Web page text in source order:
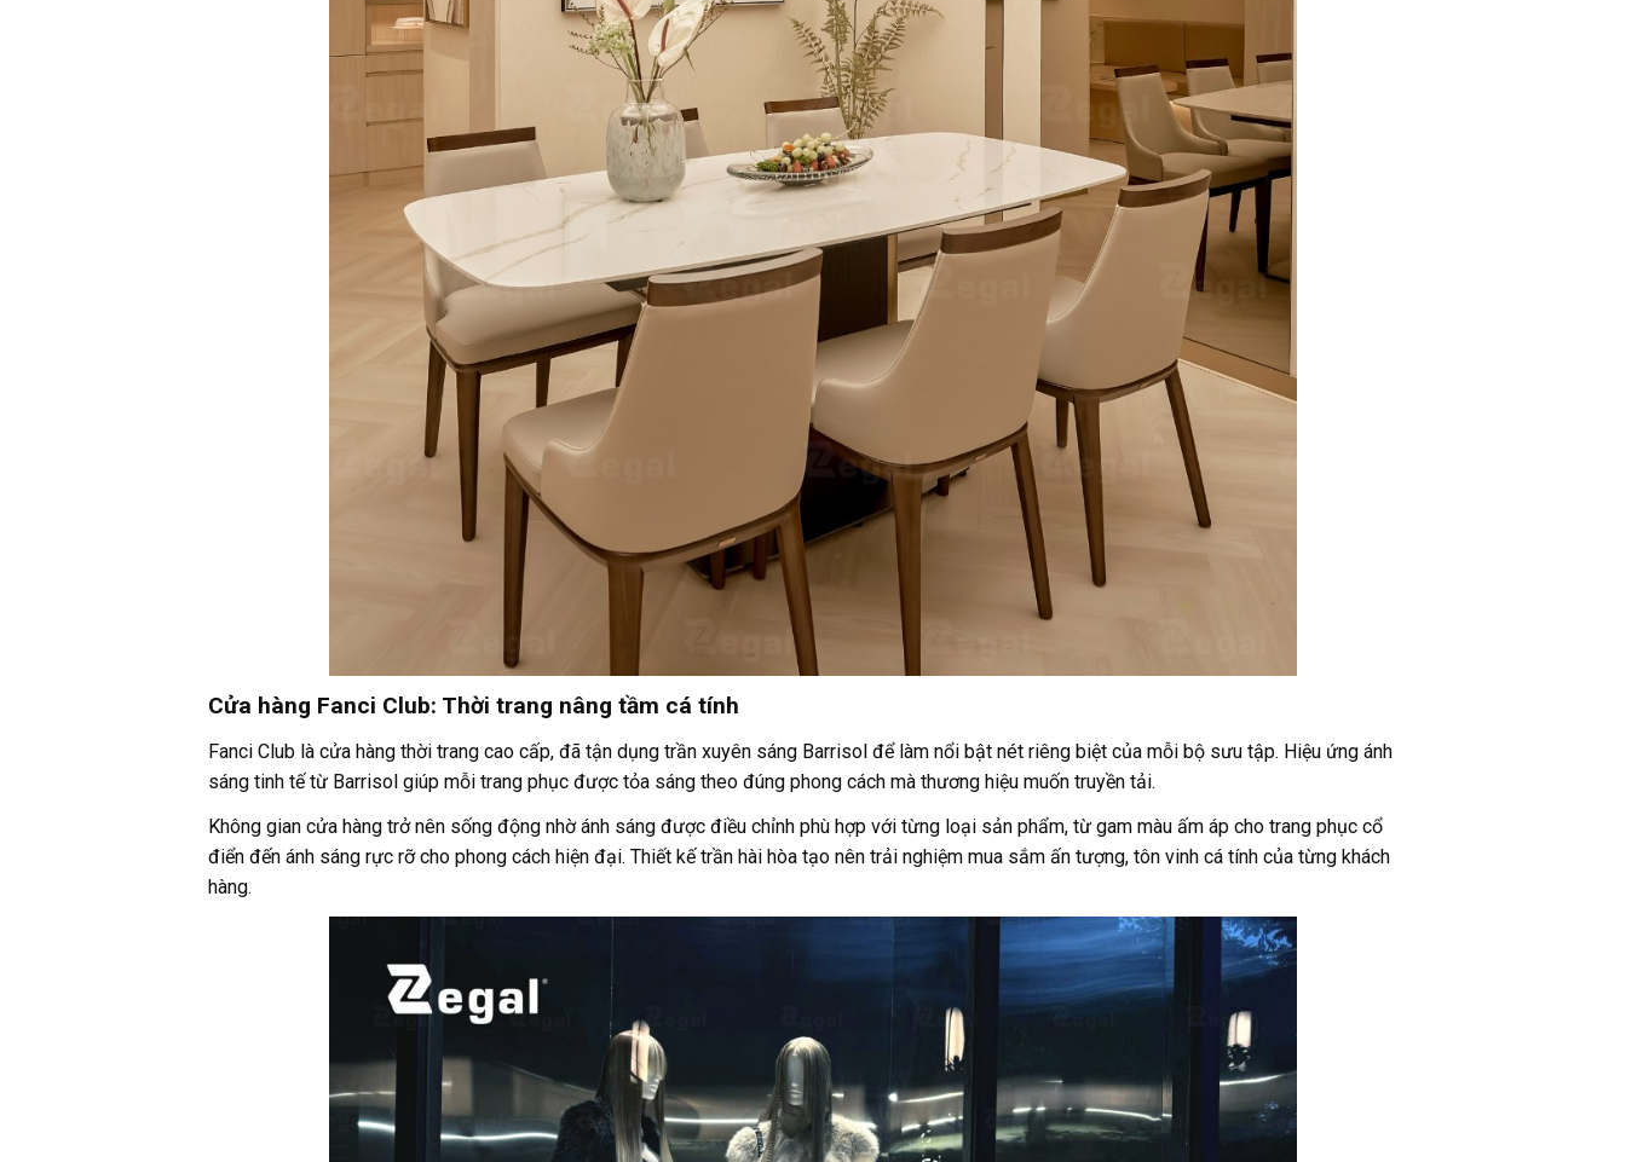
Cửa hàng Fanci Club: Thời trang nâng tầm cá tính
Fanci Club là cửa hàng thời trang cao cấp, đã tận dụng trần xuyên sáng Barrisol để làm nổi bật nét riêng biệt của mỗi bộ sưu tập. Hiệu ứng ánh
sáng tinh tế từ Barrisol giúp mỗi trang phục được tỏa sáng theo đúng phong cách mà thương hiệu muốn truyền tải.
Không gian cửa hàng trở nên sống động nhờ ánh sáng được điều chỉnh phù hợp với từng loại sản phẩm, từ gam màu ấm áp cho trang phục cổ
điển đến ánh sáng rực rỡ cho phong cách hiện đại. Thiết kế trần hài hòa tạo nên trải nghiệm mua sắm ấn tượng, tôn vinh cá tính của từng khách
hàng.